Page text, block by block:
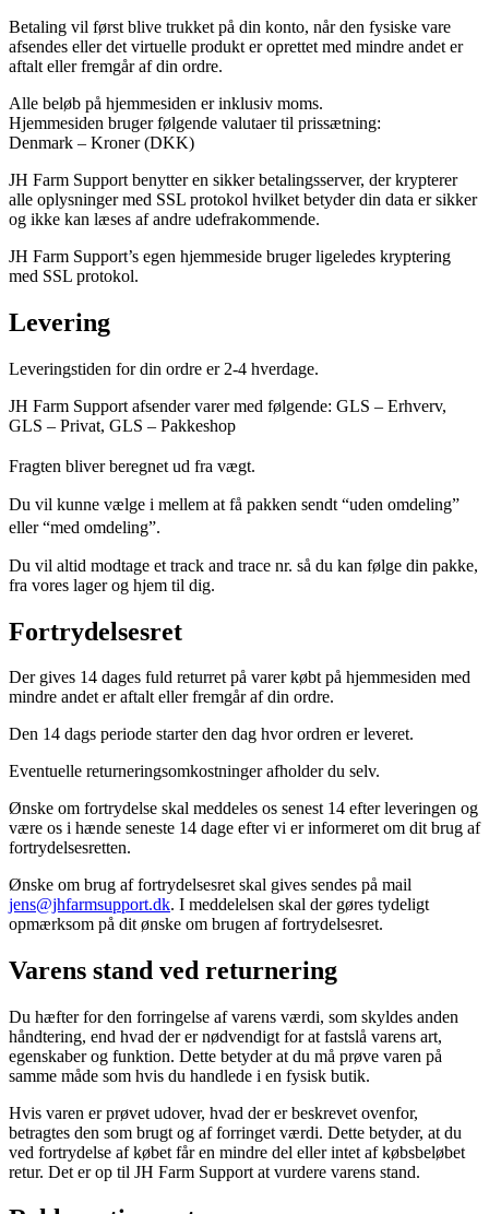
Betaling vil først blive trukket på din konto, når den fysiske vare
afsendes eller det virtuelle produkt er oprettet med mindre andet er
aftalt eller fremgår af din ordre.
Alle beløb på hjemmesiden er inklusiv moms.
Hjemmesiden bruger følgende valutaer til prissætning:
Denmark – Kroner (DKK)
JH Farm Support benytter en sikker betalingsserver, der krypterer
alle oplysninger med SSL protokol hvilket betyder din data er sikker
og ikke kan læses af andre udefrakommende.
JH Farm Support’s egen hjemmeside bruger ligeledes kryptering
med SSL protokol.
Levering
Leveringstiden for din ordre er 2-4 hverdage.
JH Farm Support afsender varer med følgende: GLS – Erhverv,
GLS – Privat, GLS – Pakkeshop
Fragten bliver beregnet ud fra vægt.
Du vil kunne vælge i mellem at få pakken sendt “uden omdeling”
eller “med omdeling”.
Du vil altid modtage et track and trace nr. så du kan følge din pakke,
fra vores lager og hjem til dig.
Fortrydelsesret
Der gives 14 dages fuld returret på varer købt på hjemmesiden med
mindre andet er aftalt eller fremgår af din ordre.
Den 14 dags periode starter den dag hvor ordren er leveret.
Eventuelle returneringsomkostninger afholder du selv.
Ønske om fortrydelse skal meddeles os senest 14 efter leveringen og
være os i hænde seneste 14 dage efter vi er informeret om dit brug af
fortrydelsesretten.
Ønske om brug af fortrydelsesret skal gives sendes på mail
jens@jhfarmsupport.dk. I meddelelsen skal der gøres tydeligt
opmærksom på dit ønske om brugen af fortrydelsesret.
Varens stand ved returnering
Du hæfter for den forringelse af varens værdi, som skyldes anden
håndtering, end hvad der er nødvendigt for at fastslå varens art,
egenskaber og funktion. Dette betyder at du må prøve varen på
samme måde som hvis du handlede i en fysisk butik.
Hvis varen er prøvet udover, hvad der er beskrevet ovenfor,
betragtes den som brugt og af forringet værdi. Dette betyder, at du
ved fortrydelse af købet får en mindre del eller intet af købsbeløbet
retur. Det er op til JH Farm Support at vurdere varens stand.